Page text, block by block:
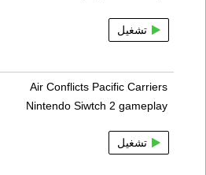
تشغيل
Air Conflicts Pacific Carriers
Nintendo Siwtch 2 gameplay
تشغيل